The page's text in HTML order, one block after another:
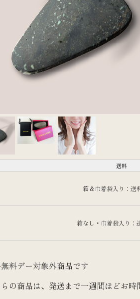
フード・ドリン
ク
温めアイテム
書籍
お役立ちグッズ
定期購入
送料
箱＆巾着袋入り：送
箱なし・巾着袋入り：
料デー対象外商品です
の商品は、発送まで一週間ほどお時